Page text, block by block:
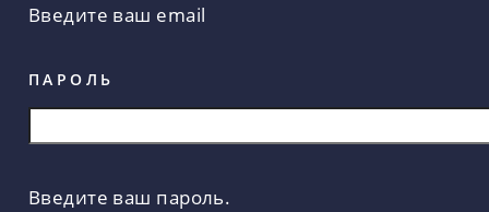
Введите ваш email
ПАРОЛЬ
Введите ваш пароль.